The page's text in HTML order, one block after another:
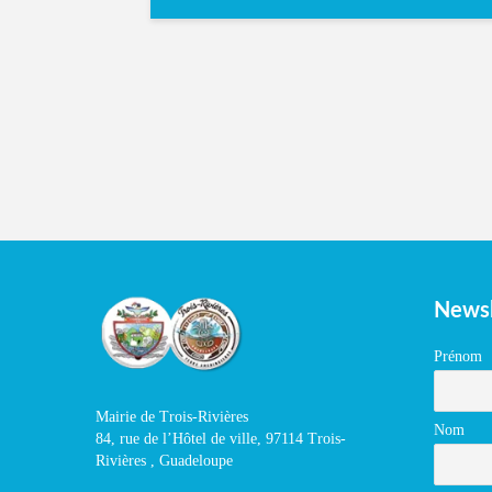
Mairie de Trois-Rivières
84, rue de l’Hôtel de ville, 97114 Trois-
Rivières , Guadeloupe
Prénom
Nom